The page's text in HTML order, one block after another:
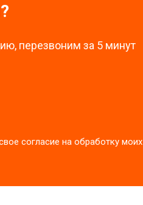
перезвоним за 5 минут
согласие на обработку моих